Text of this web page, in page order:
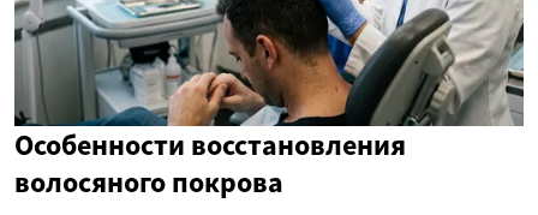
Особенности восстановления
волосяного покрова